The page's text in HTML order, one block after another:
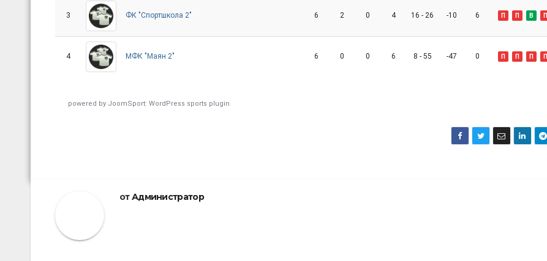
3 ФК "Спортшкола 2" 6 2 0 4 16 - 26 -10 6 П П В П
4 МФК "Маян 2" 6 0 0 6 8 - 55 -47 0 П П П П
powered by JoomSport: WordPress sports plugin
отАдминистратор